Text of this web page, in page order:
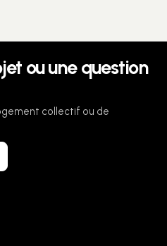
ou une question
collectif ou de